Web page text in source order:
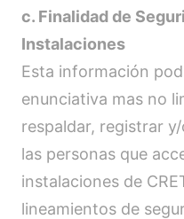
c. Finalidad de
Instalaciones
Esta información
enunciativa mas no
respaldar, registrar
las personas que
instalaciones de
lineamientos de